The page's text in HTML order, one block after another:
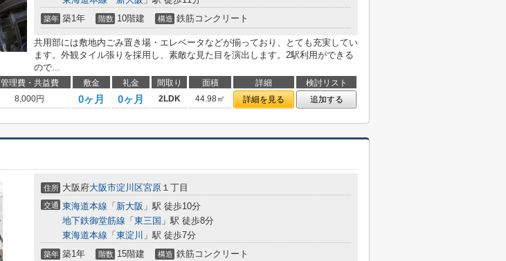
築年 築1年 階数 10階建 構造 鉄筋コンクリート
共用部には敷地内ごみ置き場・エレベータなどが揃っており、とても充実してい
ます。外観タイル張りを採用し、素敵な見た目を演出します。2駅利用ができる
ので...
管理費・共益費 敷金 礼金 間取り 面積 詳細
検討リスト
8,000円 0ヶ月 0ヶ月 2LDK 44.98㎡ 詳細を見る 追加する
住所 大阪府大阪市淀川区宮原 １丁目
交通 東海道本線 「 新大阪 」駅 徒歩10分
地下鉄御堂筋線 「 東三国 」駅 徒歩8分
東海道本線 「 東淀川 」駅 徒歩7分
築年 築1年 階数 15階建 構造 鉄筋コンクリート